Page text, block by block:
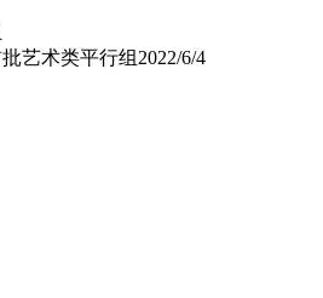
艺术类平行组 2022/6/4